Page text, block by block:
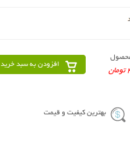
افزودن به سبد خرید
بهترین کیفیت و قیمت